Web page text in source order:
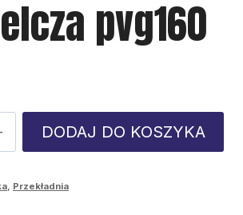
pvg160
DODAJ DO KOSZYKA
, Przekładnia